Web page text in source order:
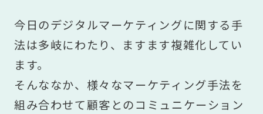
今日のデジタルマーケティングに関する手
法は多岐にわたり、ますます複雑化してい
ます。
そんななか、様々なマーケティング手法を
組み合わせて顧客とのコミュニケーション